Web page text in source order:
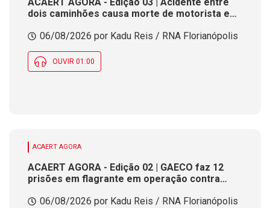
dois caminhões causa morte de motorista em
debate práticas de vigilância sanitária em SC.
pessoas a partir desta quinta (6) em SC
06/08/2026 por Kadu Reis / RNA Florianópolis
OUVIR 01:00
ACAERT AGORA
ACAERT AGORA - Edição 02 | GAECO faz 12
prisões em flagrante em operação contra
interdições a partir desta quinta (6) em
06/08/2026 por Kadu Reis / RNA Florianópolis